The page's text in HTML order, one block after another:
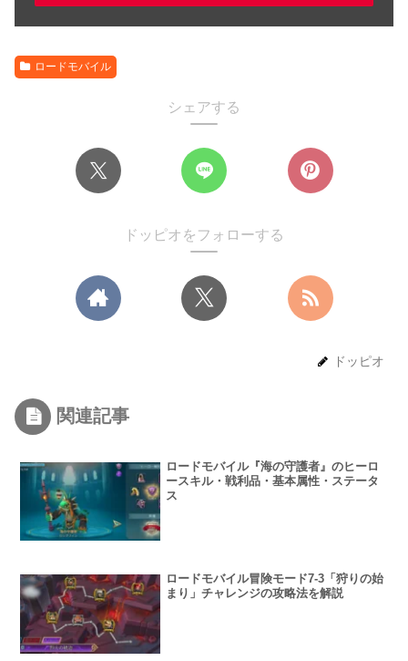
ロードモバイル
シェアする
ドッピオをフォローする
ドッピオ
関連記事
ロードモバイル『海の守護者』のヒーロ
ースキル・戦利品・基本属性・ステータ
ス
ロードモバイル冒険モード7-3「狩りの始
まり」チャレンジの攻略法を解説